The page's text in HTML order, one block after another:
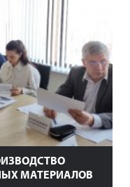
МАТЕРИАЛОВ